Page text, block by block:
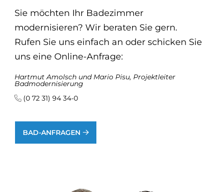
Sie möchten Ihr Badezimmer
modernisieren? Wir beraten Sie gern.
Rufen Sie uns einfach an oder schicken Sie
uns eine Online-Anfrage:
Hartmut Amolsch und Mario Pisu, Projektleiter
Badmodernisierung
(0 72 31) 94 34-0
BAD-ANFRAGEN